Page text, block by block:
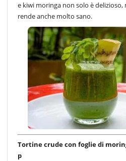
e kiwi moringa non solo è delizioso,
rende anche molto sano.
Tortine crude con foglie di
p